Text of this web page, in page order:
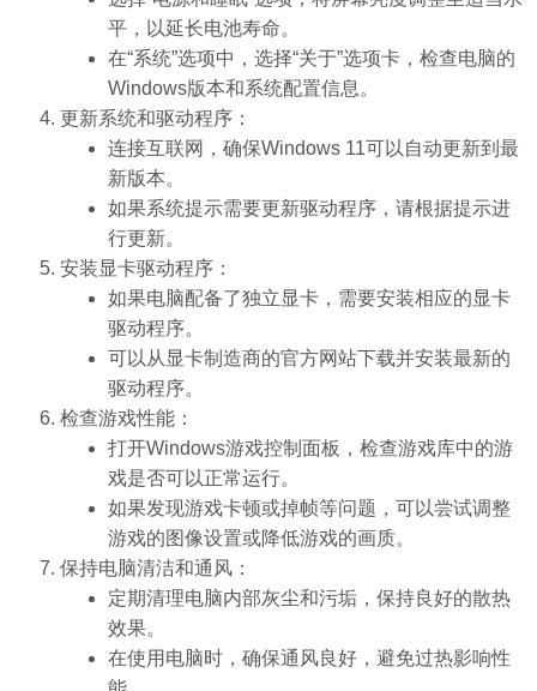
平，以延长电池寿命。
在“系统”选项中，选择“关于”选项卡，检查电脑的
Windows版本和系统配置信息。
更新系统和驱动程序：
连接互联网，确保Windows 11可以自动更新到最
新版本。
如果系统提示需要更新驱动程序，请根据提示进
行更新。
安装显卡驱动程序：
如果电脑配备了独立显卡，需要安装相应的显卡
驱动程序。
可以从显卡制造商的官方网站下载并安装最新的
驱动程序。
检查游戏性能：
打开Windows游戏控制面板，检查游戏库中的游
戏是否可以正常运行。
如果发现游戏卡顿或掉帧等问题，可以尝试调整
游戏的图像设置或降低游戏的画质。
保持电脑清洁和通风：
定期清理电脑内部灰尘和污垢，保持良好的散热
效果。
在使用电脑时，确保通风良好，避免过热影响性